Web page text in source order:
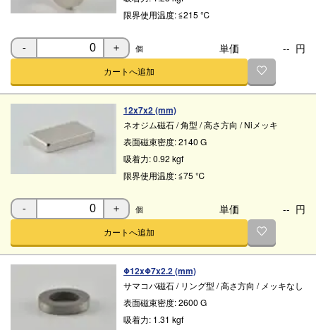
限界使用温度:≦215 ℃
- ＋ 個 単価 -- 円
カートへ追加
12x7x2 (mm)
ネオジム磁石/角型 /高さ方向 / Niメッキ
表面磁束密度:2140 G
吸着力:0.92 kgf
限界使用温度:≦75 ℃
- ＋ 個 単価 -- 円
カートへ追加
Φ12xΦ7x2.2 (mm)
サマコバ磁石/ リング型 /高さ方向 / メッキなし
表面磁束密度:2600 G
吸着力: 1.31 kgf